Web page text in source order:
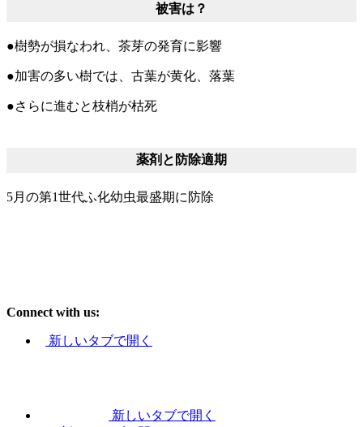
被害は？
●樹勢が損なわれ、茶芽の発育に影響
●加害の多い樹では、古葉が黄化、落葉
●さらに進むと枝梢が枯死
薬剤と防除適期
5月の第1世代ふ化幼虫最盛期に防除
Connect with us:
新しいタブで開く
新しいタブで開く